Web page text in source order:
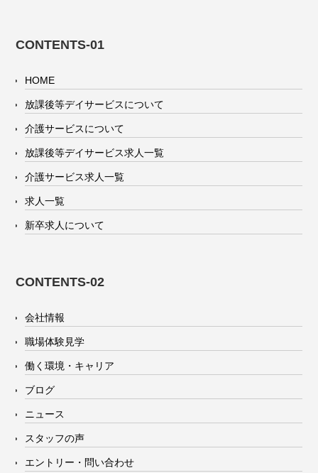
CONTENTS-01
HOME
放課後等デイサービスについて
介護サービスについて
放課後等デイサービス求人一覧
介護サービス求人一覧
求人一覧
新卒求人について
CONTENTS-02
会社情報
職場体験見学
働く環境・キャリア
ブログ
ニュース
スタッフの声
エントリー・問い合わせ